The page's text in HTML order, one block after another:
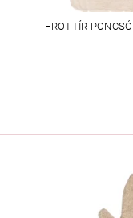
FROTTÍR